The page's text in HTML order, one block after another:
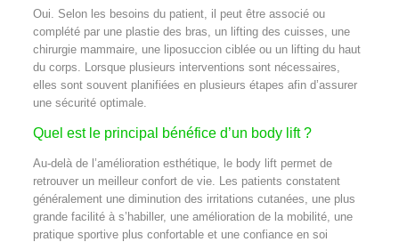
Oui. Selon les besoins du patient, il peut être associé ou
complété par une plastie des bras, un lifting des cuisses, une
chirurgie mammaire, une liposuccion ciblée ou un lifting du haut
du corps. Lorsque plusieurs interventions sont nécessaires,
elles sont souvent planifiées en plusieurs étapes afin d’assurer
une sécurité optimale.
Quel est le principal bénéfice d’un body lift ?
Au-delà de l’amélioration esthétique, le body lift permet de
retrouver un meilleur confort de vie. Les patients constatent
généralement une diminution des irritations cutanées, une plus
grande facilité à s’habiller, une amélioration de la mobilité, une
pratique sportive plus confortable et une confiance en soi